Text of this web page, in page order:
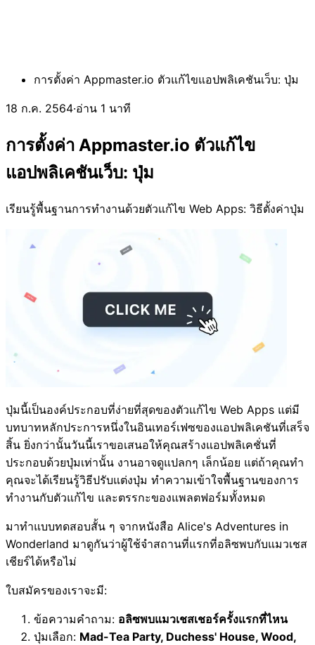
การตั้งค่า Appmaster.io ตัวแก้ไขแอปพลิเคชันเว็บ: ปุ่ม
18 ก.ค. 2564·อ่าน 1 นาที
การตั้งค่า Appmaster.io ตัวแก้ไข
แอปพลิเคชันเว็บ: ปุ่ม
เรียนรู้พื้นฐานการทำงานด้วยตัวแก้ไข Web Apps: วิธีตั้งค่าปุ่ม
ปุ่มนี้เป็นองค์ประกอบที่ง่ายที่สุดของตัวแก้ไข Web Apps แต่มี
บทบาทหลักประการหนึ่งในอินเทอร์เฟซของแอปพลิเคชันที่เสร็จ
สิ้น ยิ่งกว่านั้นวันนี้เราขอเสนอให้คุณสร้างแอปพลิเคชั่นที่
ประกอบด้วยปุ่มเท่านั้น งานอาจดูแปลกๆ เล็กน้อย แต่ถ้าคุณทำ
คุณจะได้เรียนรู้วิธีปรับแต่งปุ่ม ทำความเข้าใจพื้นฐานของการ
ทำงานกับตัวแก้ไข และตรรกะของแพลตฟอร์มทั้งหมด
มาทำแบบทดสอบสั้น ๆ จากหนังสือ Alice's Adventures in
Wonderland มาดูกันว่าผู้ใช้จำสถานที่แรกที่อลิซพบกับแมวเชส
เชียร์ได้หรือไม่
ใบสมัครของเราจะมี:
ข้อความคำถาม: อลิซพบแมวเชสเชอร์ครั้งแรกที่ไหน
ปุ่มเลือก: Mad-Tea Party, Duchess' House, Wood,